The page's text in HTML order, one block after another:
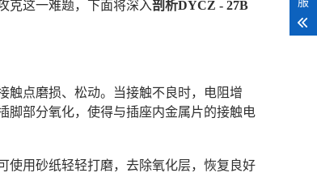
克这一难题，下面将深入剖析DYCZ - 27B
触点磨损、松动。当接触不良时，电阻增
脚部分氧化，使得与插座内金属片的接触电
使用砂纸轻轻打磨，去除氧化层，恢复良好